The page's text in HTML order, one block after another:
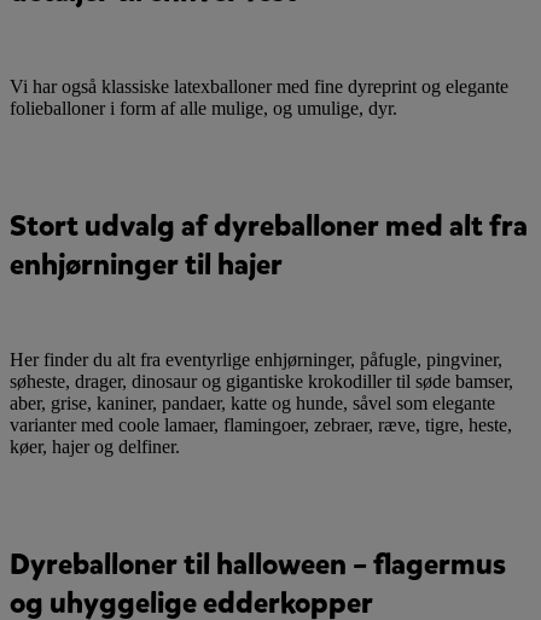
Vi har også klassiske latexballoner med fine dyreprint og elegante
folieballoner i form af alle mulige, og umulige, dyr.
Stort udvalg af dyreballoner med alt fra
enhjørninger til hajer
Her finder du alt fra eventyrlige enhjørninger, påfugle, pingviner,
søheste, drager, dinosaur og gigantiske krokodiller til søde bamser,
aber, grise, kaniner, pandaer, katte og hunde, såvel som elegante
varianter med coole lamaer, flamingoer, zebraer, ræve, tigre, heste,
køer, hajer og delfiner.
Dyreballoner til halloween – flagermus
og uhyggelige edderkopper